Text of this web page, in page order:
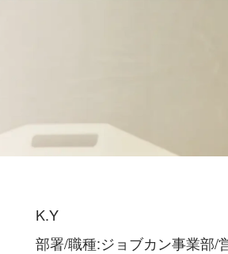
K.Y
部署/職種:ジョブカン事業部/